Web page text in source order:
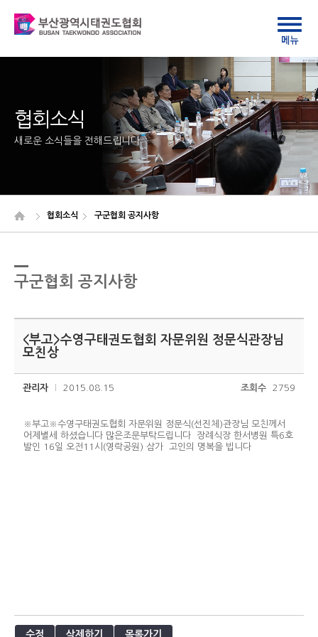
협회소식
새로운 소식들을 전해드립니다
협회소식 구군협회 공지사항
구군협회 공지사항
<부고>수영구태권도협회 자문위원 정문식관장님
모친상
관리자 2015.08.15 조회수 2759
※부고※수영구태권도협회 자문위원 정문식(선진체)관장님 모친께서
어제별세 하셨습니다 많은조문부탁드립니다 장례식장 한서병원 특6호
발인 16일 오전11시(영락공원) 삼가 고인의 명복을 빕니다
수정 삭제하기 목록가기